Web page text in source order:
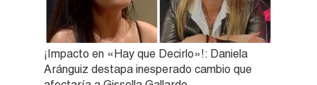
¡Impacto en «Hay que Decirlo»!: Daniela
Aránguiz destapa inesperado cambio que